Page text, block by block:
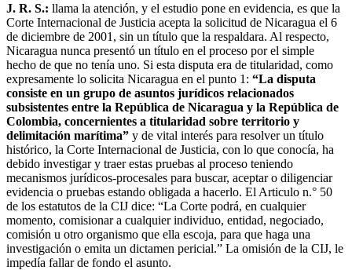
J. R. S.: llama la atención, y el estudio pone en evidencia, es que la
Corte Internacional de Justicia acepta la solicitud de Nicaragua el 6
de diciembre de 2001, sin un título que la respaldara. Al respecto,
Nicaragua nunca presentó un título en el proceso por el simple
hecho de que no tenía uno. Si esta disputa era de titularidad, como
expresamente lo solicita Nicaragua en el punto 1: “La disputa
consiste en un grupo de asuntos jurídicos relacionados
subsistentes entre la República de Nicaragua y la República de
Colombia, concernientes a titularidad sobre territorio y
delimitación marítima” y de vital interés para resolver un título
histórico, la Corte Internacional de Justicia, con lo que conocía, ha
debido investigar y traer estas pruebas al proceso teniendo
mecanismos jurídicos-procesales para buscar, aceptar o diligenciar
evidencia o pruebas estando obligada a hacerlo. El Articulo n.° 50
de los estatutos de la CIJ dice: “La Corte podrá, en cualquier
momento, comisionar a cualquier individuo, entidad, negociado,
comisión u otro organismo que ella escoja, para que haga una
investigación o emita un dictamen pericial.” La omisión de la CIJ, le
impedía fallar de fondo el asunto.